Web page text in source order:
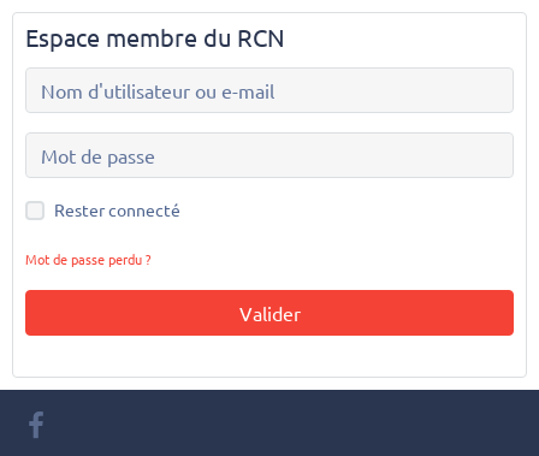
Espace membre du RCN
Rester connecté
Mot de passe perdu ?
Valider